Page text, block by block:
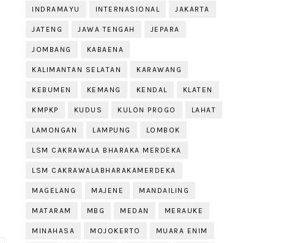
INDRAMAYU INTERNASIONAL JAKARTA
JATENG JAWA TENGAH JEPARA
JOMBANG KABAENA
KALIMANTAN SELATAN KARAWANG
KEBUMEN KEMANG KENDAL KLATEN
KMPKP KUDUS KULON PROGO LAHAT
LAMONGAN LAMPUNG LOMBOK
LSM CAKRAWALA BHARAKA MERDEKA
LSM CAKRAWALABHARAKAMERDEKA
MAGELANG MAJENE MANDAILING
MATARAM MBG MEDAN MERAUKE
MINAHASA MOJOKERTO MUARA ENIM